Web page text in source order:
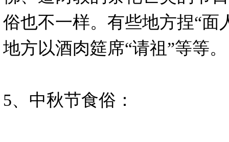
俗也不一样。有些地方捏“面
地方以酒肉筵席“请祖”等等。
5、中秋节食俗：